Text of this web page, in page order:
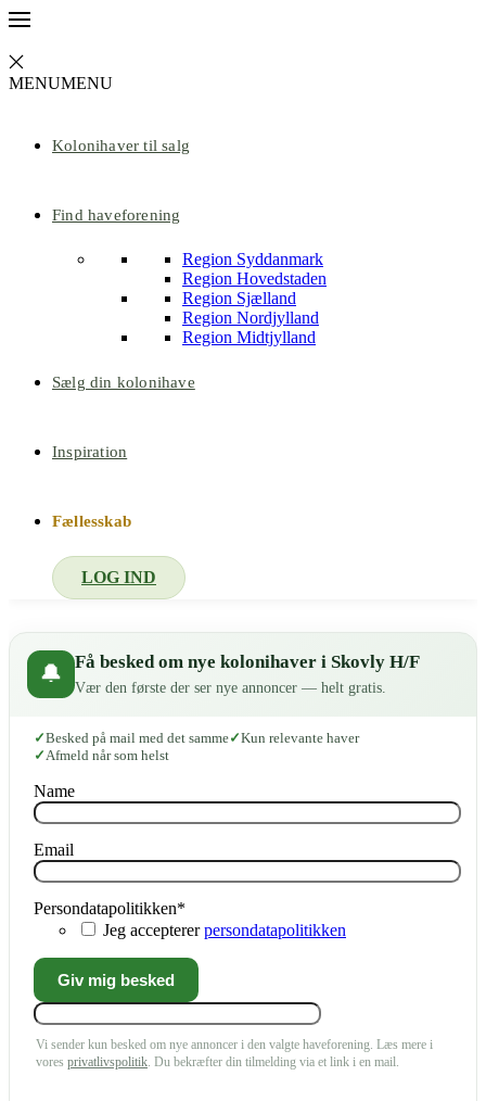
MENUMENU
Kolonihaver til salg
Find haveforening
Region Syddanmark
Region Hovedstaden
Region Sjælland
Region Nordjylland
Region Midtjylland
Sælg din kolonihave
Inspiration
Fællesskab
LOG IND
🔔 Få besked om nye kolonihaver i Skovly H/F
Vær den første der ser nye annoncer — helt gratis.
Besked på mail med det samme
Kun relevante haver
Afmeld når som helst
Name
Email
Persondatapolitikken*
Jeg acceptererpersondatapolitikken
Vi sender kun besked om nye annoncer i den valgte haveforening. Læs mere i
vores privatlivspolitik. Du bekræfter din tilmelding via et link i en mail.